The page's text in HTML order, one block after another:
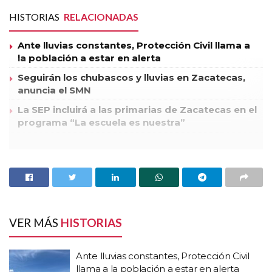
HISTORIAS RELACIONADAS
Ante lluvias constantes, Protección Civil llama a
la población a estar en alerta
Seguirán los chubascos y lluvias en Zacatecas,
anuncia el SMN
La SEP incluirá a las primarias de Zacatecas en el
programa “La escuela es nuestra”
una serie de denuncias en contra de Efraín Arteaga a quien
calificó de defraudador y embustero, ante la mirada atónita
dirigentes.
Iracundo por los epítetos lanzados en su contra delante de
sus seguidores, Efraín Arteaga intentó quitarle el megáfono a
Mauricio Maldonado, pero cuando estaba cerca de él, recibió
VER MÁS HISTORIAS
Ante lluvias constantes, Protección Civil
llama a la población a estar en alerta